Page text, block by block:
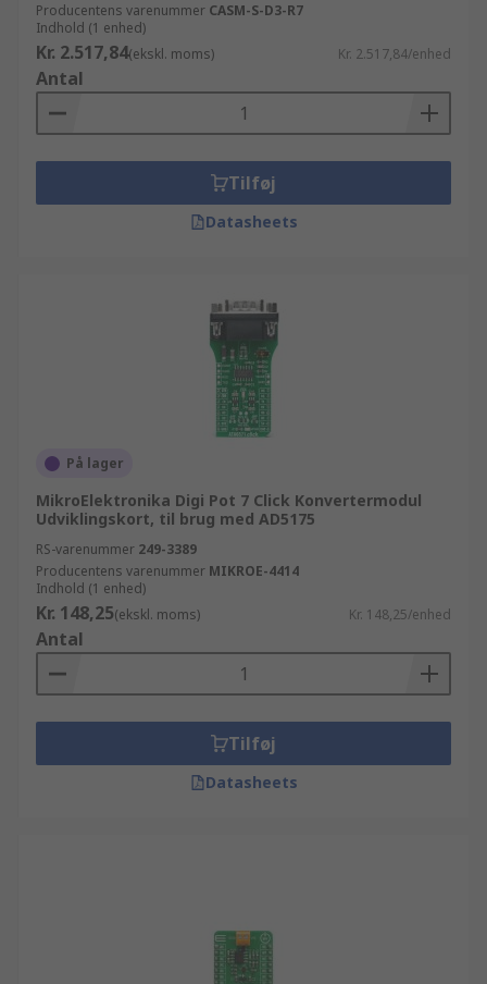
Producentens varenummer CASM-S-D3-R7
Indhold (1 enhed)
Kr. 2.517,84(ekskl. moms) Kr. 2.517,84/enhed
Antal
Tilføj
Datasheets
På lager
MikroElektronika Digi Pot 7 Click Konvertermodul
Udviklingskort, til brug med AD5175
RS-varenummer 249-3389
Producentens varenummer MIKROE-4414
Indhold (1 enhed)
Kr. 148,25(ekskl. moms) Kr. 148,25/enhed
Antal
Tilføj
Datasheets